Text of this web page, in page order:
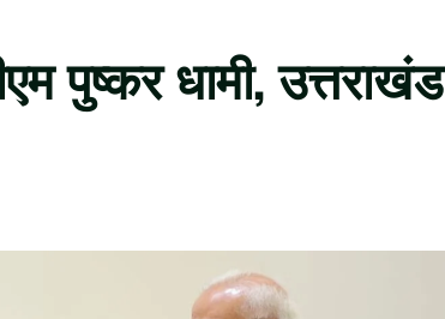
पुष्कर धामी, उत्तराखंड